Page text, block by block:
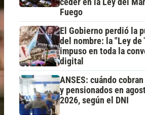
Fuego
El Gobierno perdió la
del nombre: la "Ley de
impuso en toda la
digital
ANSES: cuándo
y pensionados en
2026, según el DNI